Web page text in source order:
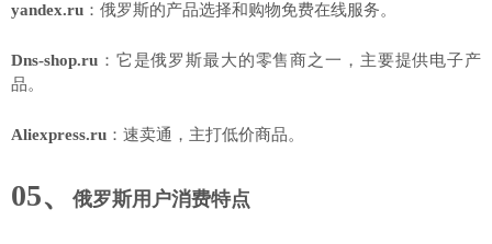
yandex.ru ：俄罗斯的产品选择和购物免费在线服务。
Dns-shop.ru ：它是俄罗斯最大的零售商之一，主要提供电子产
品。
Aliexpress.ru ：速卖通，主打低价商品。
05、 俄罗斯用户消费特点